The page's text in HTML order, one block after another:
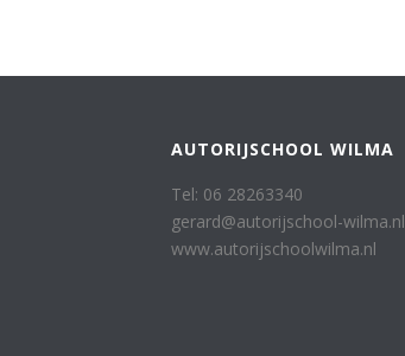
AUTORIJSCHOOL WILMA
Tel: 06 28263340
gerard@autorijschool-wilma.nl
www.autorijschoolwilma.nl